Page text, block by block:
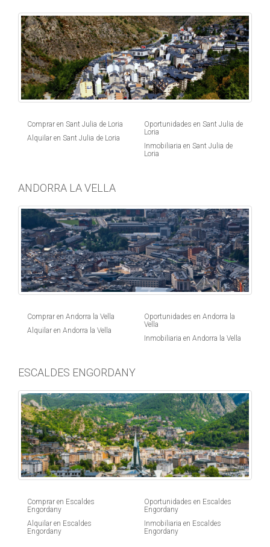
Comprar en Sant Julia de Loria
Alquilar en Sant Julia de Loria
Oportunidades en Sant Julia de
Loria
Inmobiliaria en Sant Julia de
Loria
ANDORRA LA VELLA
Comprar en Andorra la Vella
Alquilar en Andorra la Vella
Oportunidades en Andorra la
Vella
Inmobiliaria en Andorra la Vella
ESCALDES ENGORDANY
Comprar en Escaldes
Engordany
Alquilar en Escaldes
Engordany
Oportunidades en Escaldes
Engordany
Inmobiliaria en Escaldes
Engordany